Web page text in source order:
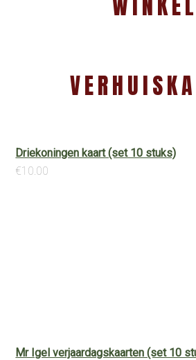
Driekoningen kaart (set 10 stuks)
€10.00
Mr Igel verjaardagskaarten (set 10